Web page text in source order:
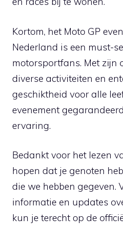
Kortom, het Moto GP
Nederland is een must-
motorsportfans. Met zijn
diverse activiteiten en
geschiktheid voor alle
evenement
ervaring.
Bedankt voor het lezen
hopen dat je genoten
die we hebben gegeven.
informatie en updates
kun je terecht op de